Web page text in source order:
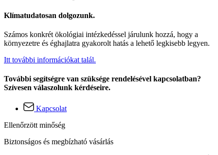
Klímatudatosan dolgozunk.
Számos konkrét ökológiai intézkedéssel járulunk hozzá, hogy a
környezetre és éghajlatra gyakorolt hatás a lehető legkisebb legyen.
Itt további információkat talál.
További segítségre van szüksége rendelésével kapcsolatban?
Szívesen válaszolunk kérdéseire.
Kapcsolat
Ellenőrzött minőség
Biztonságos és megbízható vásárlás